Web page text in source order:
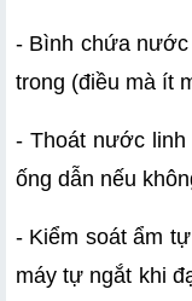
- Bình chứa
trong (điều mà ít
- Thoát nước
ống dẫn nếu
- Kiểm soát ẩm
máy tự ngắt khi